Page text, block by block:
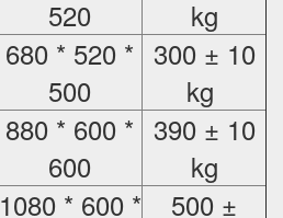
520
kg
680 * 520 *
500
300 ± 10
kg
880 * 600 *
600
390 ± 10
kg
1080 * 600 *
500 ±